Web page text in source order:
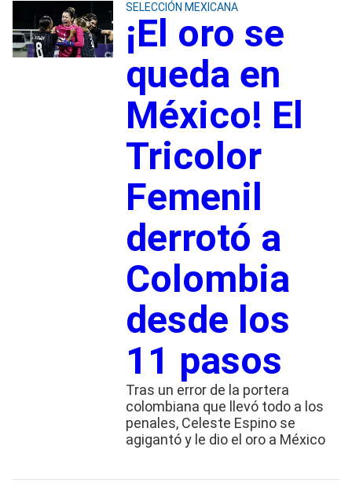
SELECCIÓN MEXICANA
¡El oro se
queda en
México! El
Tricolor
Femenil
derrotó a
Colombia
desde los
11 pasos
Tras un error de la portera
colombiana que llevó todo a los
penales, Celeste Espino se
agigantó y le dio el oro a México